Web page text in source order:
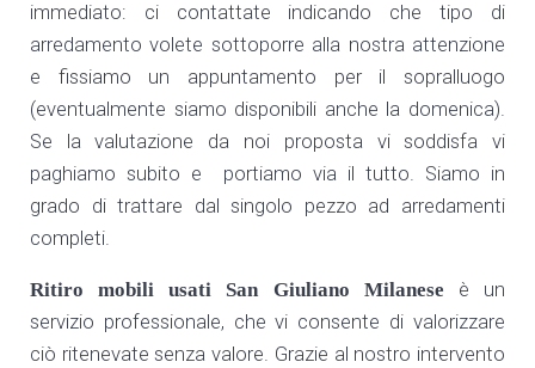
immediato: ci contattate indicando che tipo di
arredamento volete sottoporre alla nostra attenzione
e fissiamo un appuntamento per il sopralluogo
(eventualmente siamo disponibili anche la domenica).
Se la valutazione da noi proposta vi soddisfa vi
paghiamo subito e portiamo via il tutto. Siamo in
grado di trattare dal singolo pezzo ad arredamenti
completi.
Ritiro mobili usati San Giuliano Milanese è un
servizio professionale, che vi consente di valorizzare
ciò ritenevate senza valore. Grazie al nostro intervento